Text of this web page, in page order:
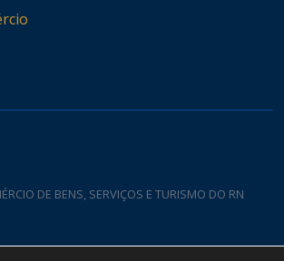
DE BENS, SERVIÇOS E TURISMO DO RN